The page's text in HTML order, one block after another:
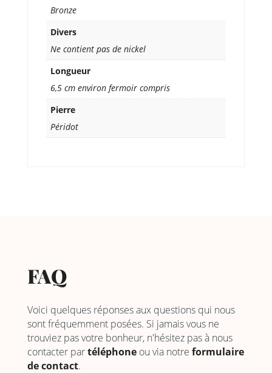
Bronze
Divers
Ne contient pas de nickel
Longueur
6,5 cm environ fermoir compris
Pierre
Péridot
FAQ
Voici quelques réponses aux questions qui nous
sont fréquemment posées. Si jamais vous ne
trouviez pas votre bonheur, n'hésitez pas à nous
contacter partéléphoneou via notre formulaire
de contact.